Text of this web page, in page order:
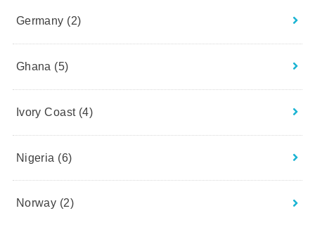
Germany (2)
Ghana (5)
Ivory Coast (4)
Nigeria (6)
Norway (2)